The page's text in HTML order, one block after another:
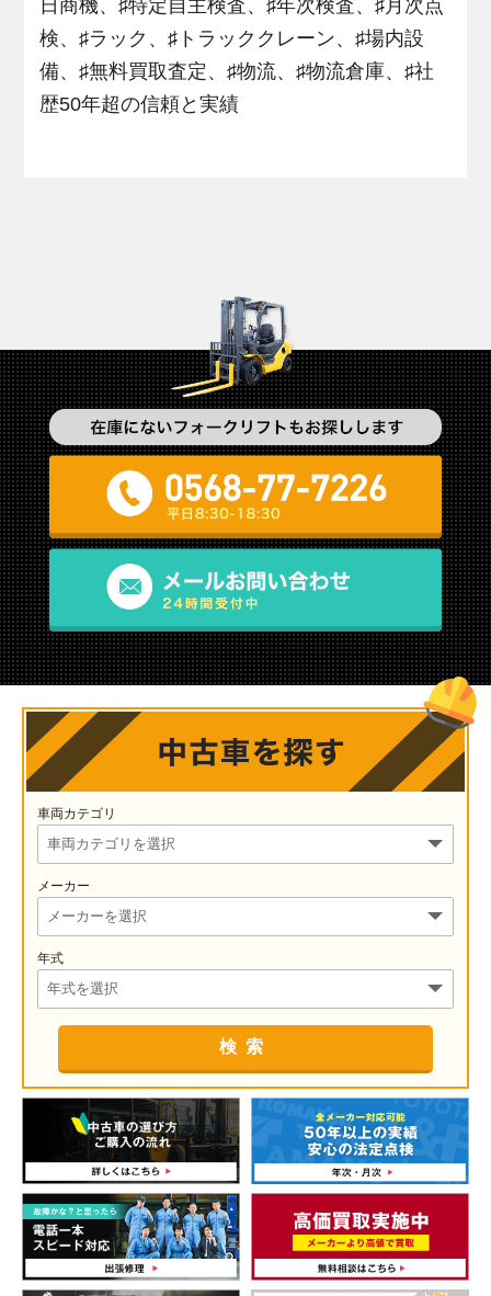
日商機、♯特定自主検査、♯年次検査、♯月次点
検、♯ラック、♯トラッククレーン、♯場内設
備、♯無料買取査定、♯物流、♯物流倉庫、♯社
歴50年超の信頼と実績
車両カテゴリ
メーカー
年式
検索